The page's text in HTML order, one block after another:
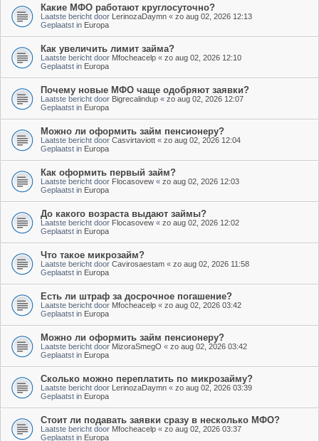
Какие МФО работают круглосуточно?
Laatste bericht door LerinozaDaymn « zo aug 02, 2026 12:13
Geplaatst in Europa
Как увеличить лимит займа?
Laatste bericht door Mfocheacelp « zo aug 02, 2026 12:10
Geplaatst in Europa
Почему новые МФО чаще одобряют заявки?
Laatste bericht door Bigrecalindup « zo aug 02, 2026 12:07
Geplaatst in Europa
Можно ли оформить займ пенсионеру?
Laatste bericht door Casvirtaviott « zo aug 02, 2026 12:04
Geplaatst in Europa
Как оформить первый займ?
Laatste bericht door Flocasovew « zo aug 02, 2026 12:03
Geplaatst in Europa
До какого возраста выдают займы?
Laatste bericht door Flocasovew « zo aug 02, 2026 12:02
Geplaatst in Europa
Что такое микрозайм?
Laatste bericht door Cavirosaestam « zo aug 02, 2026 11:58
Geplaatst in Europa
Есть ли штраф за досрочное погашение?
Laatste bericht door Mfocheacelp « zo aug 02, 2026 03:42
Geplaatst in Europa
Можно ли оформить займ пенсионеру?
Laatste bericht door MizoraSmegO « zo aug 02, 2026 03:42
Geplaatst in Europa
Сколько можно переплатить по микрозайму?
Laatste bericht door LerinozaDaymn « zo aug 02, 2026 03:39
Geplaatst in Europa
Стоит ли подавать заявки сразу в несколько МФО?
Laatste bericht door Mfocheacelp « zo aug 02, 2026 03:37
Geplaatst in Europa